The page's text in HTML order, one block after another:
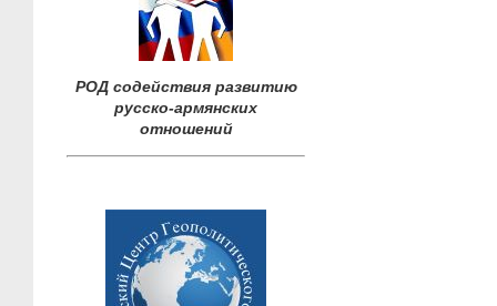
РОД содействия развитию
русско-армянских
отношений